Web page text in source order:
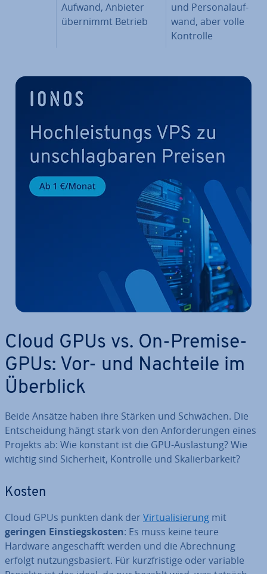
Aufwand, Anbieter
übernimmt Betrieb
und Per­so­nal­auf­
wand, aber volle
Kontrolle
Cloud GPUs vs. On-Premise-
GPUs: Vor- und Nachteile im
Überblick
Beide Ansätze haben ihre Stärken und Schwächen. Die
Ent­schei­dung hängt stark von den An­for­de­run­gen eines
Projekts ab: Wie konstant ist die GPU-Aus­las­tung? Wie
wichtig sind Si­cher­heit, Kontrolle und Ska­lier­bar­keit?
Kosten
Cloud GPUs punkten dank der Vir­tua­li­sie­rung mit
geringen Ein­stiegs­kos­ten: Es muss keine teure
Hardware an­ge­schafft werden und die Ab­rech­nung
erfolgt nut­zungs­ba­siert. Für kurz­fris­ti­ge oder variable